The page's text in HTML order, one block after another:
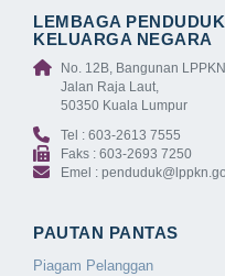
LEMBAGA
KELUARGA NEGARA
No. 12B, Bangunan
Jalan Raja Laut,
50350 Kuala Lumpur
Tel : 603-2613 7555
Faks : 603-2693 7250
Emel :
PAUTAN PANTAS
Piagam Pelanggan